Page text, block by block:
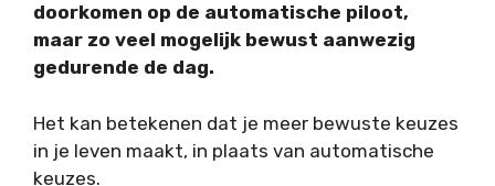
doorkomen op de automatische piloot,
maar zo veel mogelijk bewust aanwezig
gedurende de dag.
Het kan betekenen dat je meer bewuste keuzes
in je leven maakt, in plaats van automatische
keuzes.